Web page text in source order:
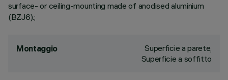
surface- or ceiling-mounting made of anodised aluminium
(BZJ6).;
Montaggio
Superficie a parete,
Superficie a soffitto